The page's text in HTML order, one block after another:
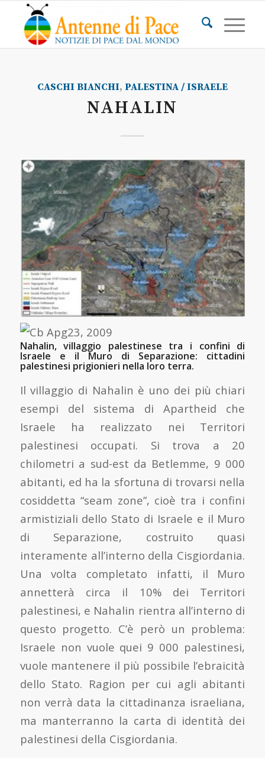
CASCHI BIANCHI, PALESTINA / ISRAELE
NAHALIN
Nahalin, villaggio palestinese tra i confini di
Israele e il Muro di Separazione: cittadini
palestinesi prigionieri nella loro terra.
Il villaggio di Nahalin è uno dei più chiari
esempi del sistema di Apartheid che
Israele ha realizzato nei Territori
palestinesi occupati. Si trova a 20
chilometri a sud-est da Betlemme, 9 000
abitanti, ed ha la sfortuna di trovarsi nella
cosiddetta “seam zone”, cioè tra i confini
armistiziali dello Stato di Israele e il Muro
di Separazione, costruito quasi
interamente all’interno della Cisgiordania.
Una volta completato infatti, il Muro
annetterà circa il 10% dei Territori
palestinesi, e Nahalin rientra all’interno di
questo progetto. C’è però un problema:
Israele non vuole quei 9 000 palestinesi,
vuole mantenere il più possibile l’ebraicità
dello Stato. Ragion per cui agli abitanti
non verrà data la cittadinanza israeliana,
ma manterranno la carta di identità dei
palestinesi della Cisgiordania.